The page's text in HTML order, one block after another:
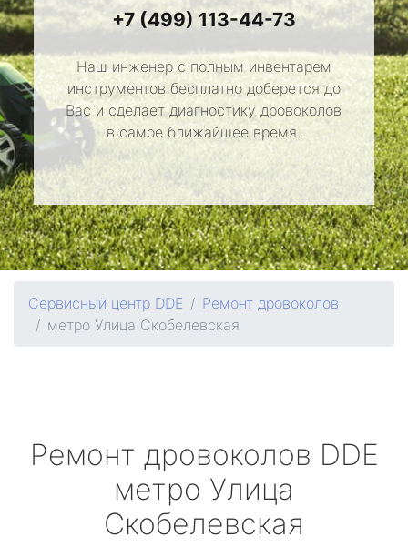
+7 (499) 113-44-73
Наш инженер с полным инвентарем
инструментов бесплатно доберется до
Вас и сделает диагностику дровоколов
в самое ближайшее время.
Сервисный центр DDE
Ремонт дровоколов
метро Улица Скобелевская
Ремонт дровоколов DDE
метро Улица
Скобелевская